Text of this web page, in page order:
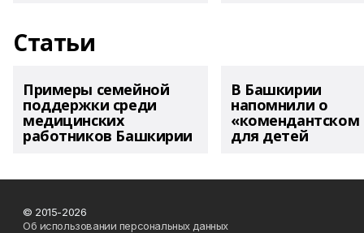
Статьи
Примеры семейной
поддержки среди
медицинских
работников Башкирии
В Башкирии
напомнили о
«комендантском
для детей
© 2015-2026
Об использовании персональных данных